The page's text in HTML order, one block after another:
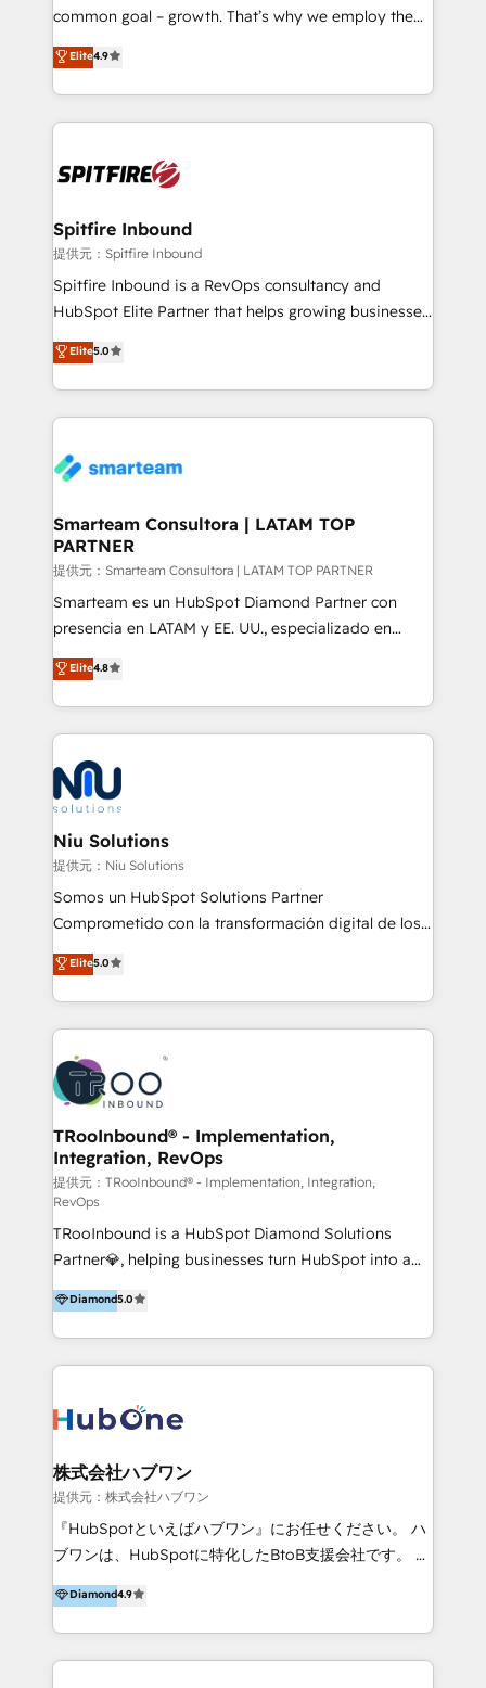
implementation and training. Skilled in-house
complex API integrations with external platforms.
Working from several campuses across Belgium, The
such as Brussels Airport, Volvo, Farmaline, Agilitas,
Streamz and Michelin.
common goal – growth. That’s why we employ the
latest innovations in disruptive technology in our
approach to web design, sales enablement and
inbound marketing that deliver month-on-month
growth for our client's businesses. These methods
exactly where your marketing budget is being used
and overall revenue to a level not feasible with
traditional methods. If you’re a frustrated marketing
manager or business owner sick of wasting budget
with generic agencies and their outdated methods,
just like yours attract more high-quality leads
throughout each stage of the buying cycle with
enable sales teams with the process, technology and
training to smash targets.
Elite4.9
Spitfire Inbound
提供元：Spitfire Inbound
Spitfire Inbound is a RevOps consultancy and
HubSpot Elite Partner that helps growing businesses
design predictable, scalable revenue-driving
strategies. With offices in South Africa and London,
we take a RevOps-led approach that aligns sales,
marketing & service, breaks down silos, and gives
confidence. We deliver end to end strategy and
and technology around a single source of truth to
support sustainable growth and better decision-
making. Working with clients locally and globally, our
expertise includes HubSpot onboarding and CRM
implementation, automation, sales and customer
and data-driven campaigns. Winners of the first
Global HEART Award, Yamini Rogan, CEO of
Connect with us to see how we can do better and be
better together 🏆
Elite5.0
Smarteam Consultora | LATAM TOP
PARTNER
提供元：Smarteam Consultora | LATAM TOP PARTNER
Smarteam es un HubSpot Diamond Partner con
presencia en LATAM y EE. UU., especializado en
implementaciones de HubSpot, integraciones API y
optimización de procesos comerciales con IA. Con
más de 6 años de experiencia, hemos liderado 100+
implementaciones conectando HubSpot con SAP,
ERPs, e-commerce, plataformas financieras,
WhatsApp y sistemas logísticos. Nuestro equipo
multicultural trabaja en español, inglés y portugués,
uniendo visión estratégica y excelencia técnica para
generar resultados medibles. Apoyamos a empresas
de construcción, educación, tecnología, retail, e-
commerce, salud, financieras, seguros y servicios,
tomar decisiones basadas en datos. 🌎 Highlights:
5+ años como partner HubSpot 100+
LATAM 2025 🏆 Impulsamos crecimiento con CRM +
IA en múltiples industrias. 👉 ¿Listo para transformar
Elite4.8
Niu Solutions
提供元：Niu Solutions
Somos un HubSpot Solutions Partner
Comprometido con la transformación digital de los
procesos comerciales de las empresas en
Latinoamérica, con un enfoque en Marketing, Ventas
y Servicio al Cliente. Somos un equipo de trabajo
multidisciplinario de alto rendimiento, con
conocimiento y experiencia enfocado en: 1.
Optimizar la eficiencia operativa de nuestros
clientes 2. Mejorar la experiencia del cliente 3.
Asegurar resultados medibles Nos especializamos
en bancos, seguros, e-commerce, Desarrolladores
Inmobiliarios y Empresas Distribuidoras de
Productos
Elite5.0
TRooInbound® - Implementation,
Integration, RevOps
提供元：TRooInbound® - Implementation, Integration,
RevOps
TRooInbound is a HubSpot Diamond Solutions
Partner💎, helping businesses turn HubSpot into a
scalable growth engine. We work with startups, mid-
market, and enterprise teams to maximize
HubSpot’s full potential through: 💎HubSpot Audits,
Management & Optimization 💎RevOps-powered
Brand Development, Growth Strategy, AI SEO &
Integrations 💎Go-To-Market (GTM) Strategies &
Account-Based Marketing 💎CMS Development &
Conversion-Focused Websites With a 5.0⭐average
rating and 140+ verified client reviews on the
businesses globally for consistent delivery and high
client satisfaction. With deep HubSpot expertise and
Diamond5.0
株式会社ハブワン
提供元：株式会社ハブワン
『HubSpotといえばハブワン』にお任せください。 ハ
ブワンは、HubSpotに特化したBtoB支援会社です。 ノ
ーコードCMS構築、CRM／MA／SFAの設計・運用、他
システムAPI連携・開発、営業定着支援、カスタマーサ
クセス体制の設計まで、ワンストップ完結できる支援体
制を整えています。 HubSpotの導入支援だけでなく、
Diamond4.9